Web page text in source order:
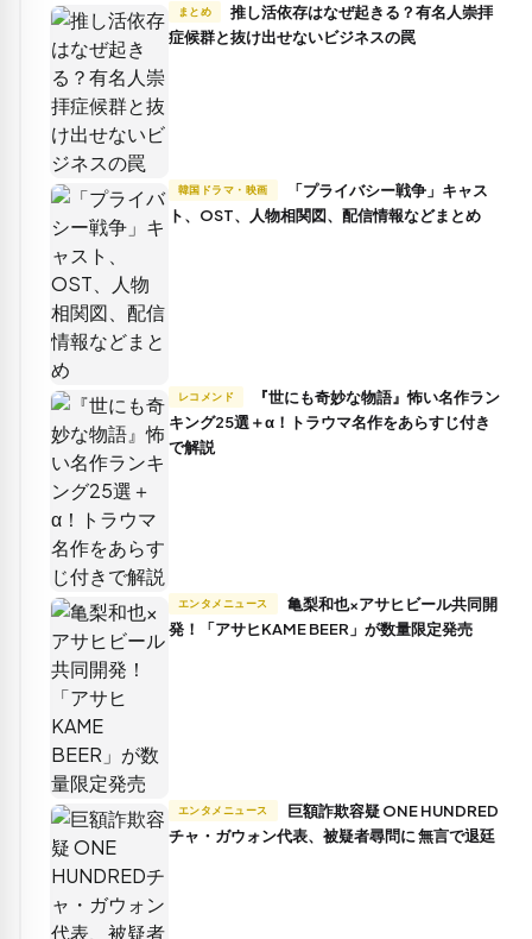
まとめ
推し活依存はなぜ起きる？有名人崇拝
症候群と抜け出せないビジネスの罠
韓国ドラマ・映画
ト、OST、人物相関図、配信情報などまとめ
レコメンド
キング25選＋α！トラウマ名作をあらすじ付き
で解説
エンタメニュース
発！「アサヒKAME BEER」が数量限定発売
エンタメニュース
チャ・ガウォン代表、被疑者尋問に 無言で退廷